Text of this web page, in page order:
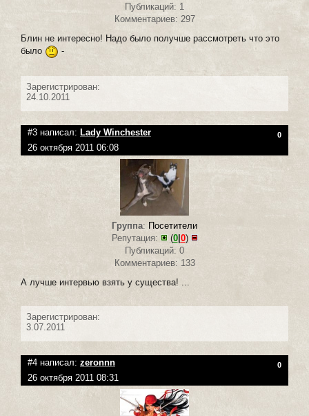
Публикаций: 1
Комментариев: 297
Блин не интересно! Надо было получше рассмотреть что это
было
-
Зарегистрирован:
24.10.2011
#3 написал: Lady Winchester 0
26 октября 2011 06:08
Группа: Посетители
Репутация:
(0| 0)
Публикаций: 0
Комментариев: 133
А лучше интервью взять у существа! ...
Зарегистрирован:
3.07.2011
#4 написал: zeronnn 0
26 октября 2011 08:31